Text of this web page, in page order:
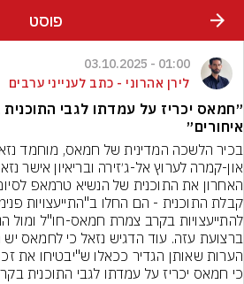
פוסט
01:00 - 03.10.2025
לירן אהרוני - כתב לענייני ערבים
״חמאס יכריז על עמדתו לגבי
איחורים״